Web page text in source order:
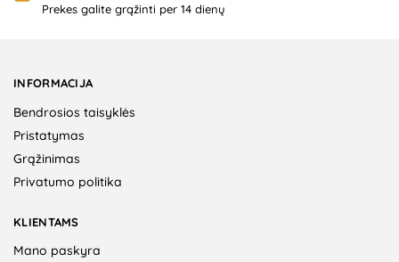
Prekes galite grąžinti per 14 dienų
INFORMACIJA
Bendrosios taisyklės
Pristatymas
Grąžinimas
Privatumo politika
KLIENTAMS
Mano paskyra